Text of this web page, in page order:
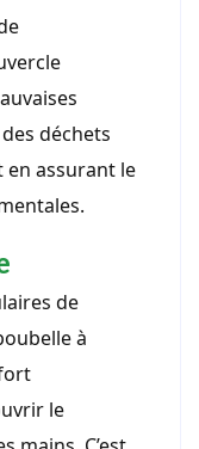
déchets
en assurant le
de
à
le